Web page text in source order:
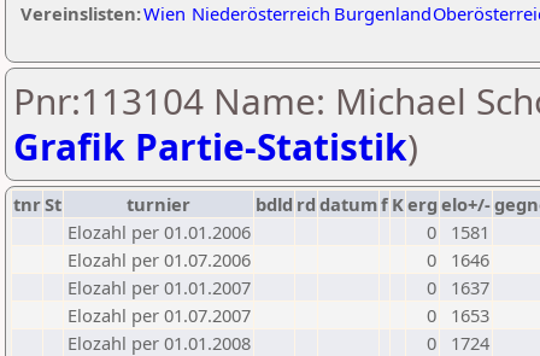
Vereinslisten:Wien Niederösterreich Burgenland
Pnr:113104 Name: Michael
Grafik Partie-Statistik)
tnrSt turnier bdld rd datumf Kerg elo+/-
Elozahl per 01.01.2006
0
1581
Elozahl per 01.07.2006
0
1646
Elozahl per 01.01.2007
0
1637
Elozahl per 01.07.2007
0
1653
Elozahl per 01.01.2008
0
1724